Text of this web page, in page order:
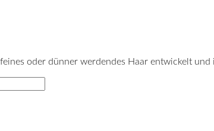
oder dünner werdendes Haar entwickelt